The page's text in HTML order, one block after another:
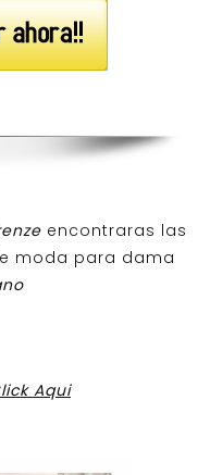
encontraras las
moda para dama
Aqui